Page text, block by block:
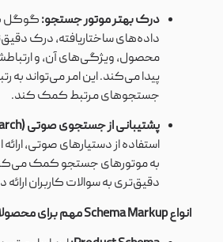
درک بهتر موتور جستجو:گوگل
داده‌های ساختاریافته، درک
محصول، ویژگی‌های آن، و
پیدا می‌کند. این امر می‌تواند به
جستجوهای مرتبط کمک کند.
پشتیبانی از جستجوی صوتی (Voice Search):
استفاده از دستیارهای صوتی، ارائه
به موتورهای جستجو کمک
دقیق‌تری به سوالات کاربران ارائه
انواع Schema Markup مهم برای محصولات: